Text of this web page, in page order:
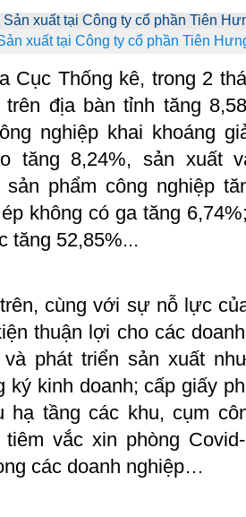
xuất tại Công ty cổ phần Tiên
Cục Thống kê, trong 2
trên địa bàn tỉnh tăng
nghiệp khai khoáng
tăng 8,24%, sản xuất
sản phẩm công nghiệp
không có ga tăng
tăng 52,85%...
cùng với sự nỗ lực
thuận lợi cho các
phát triển sản xuất
ký kinh doanh; cấp giấy
hạ tầng các khu, cụm
vắc xin phòng
các doanh nghiệp…